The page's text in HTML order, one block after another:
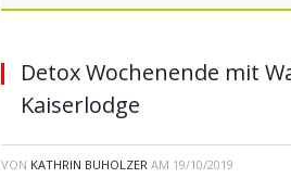
Detox Wochenende mit
Kaiserlodge
VON KATHRIN BUHOLZER AM 19/10/2019